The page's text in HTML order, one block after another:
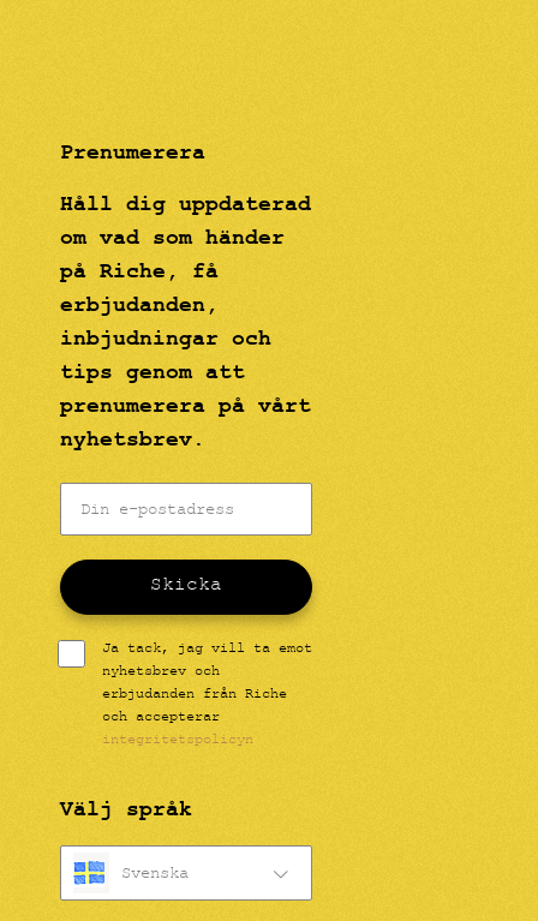
Prenumerera
Håll dig uppdaterad
om vad som händer
på Riche, få
erbjudanden,
inbjudningar och
tips genom att
prenumerera på vårt
nyhetsbrev.
Skicka
Ja tack, jag vill ta emot
nyhetsbrev och
erbjudanden från Riche
och accepterar
integritetspolicyn
Välj språk
Svenska